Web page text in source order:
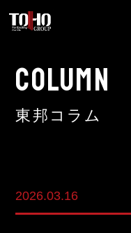
Used Car Sales
COLUMN
東邦コラム
2026.03.16